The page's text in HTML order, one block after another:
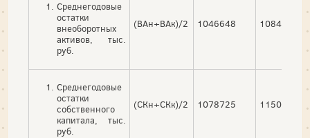
Среднегодовые
остатки
внеоборотных
активов, тыс.
руб.
(ВАн+ВАк)/2 1046648 1084902
Среднегодовые
остатки
собственного
капитала, тыс.
руб.
(СКн+СКк)/2 1078725 1150692